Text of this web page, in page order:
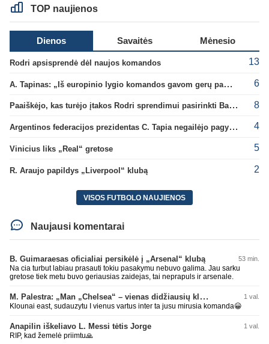
TOP naujienos
Dienos Savaitės Mėnesio
Rodri apsisprendė dėl naujos komandos 13
A. Tapinas: „Iš europinio lygio komandos gavom gerų pamokų“ 6
Paaiškėjo, kas turėjo įtakos Rodri sprendimui pasirinkti Barselonos pusę 8
Argentinos federacijos prezidentas C. Tapia negailėjo pagyrų G. Infantino 4
Vinicius liks „Real“ gretose 5
R. Araujo papildys „Liverpool“ klubą 2
VISOS FUTBOLO NAUJIENOS
Naujausi komentarai
B. Guimaraesas oficialiai persikėlė į „Arsenal“ klubą 53 min.
Na cia turbut labiau prasauti tokiu pasakymu nebuvo galima. Jau sarku
gretose tiek metu buvo geriausias zaidejas, tai neprapuls ir arsenale.
M. Palestra: „Man „Chelsea“ – vienas didžiausių klubų futbole“ 1 val.
Klounai east, sudauzytu I vienus vartus inter ta jusu mirusia komanda😀
Anapilin iškeliavo L. Messi tėtis Jorge 1 val.
RIP, kad žemelė priimtu🙏